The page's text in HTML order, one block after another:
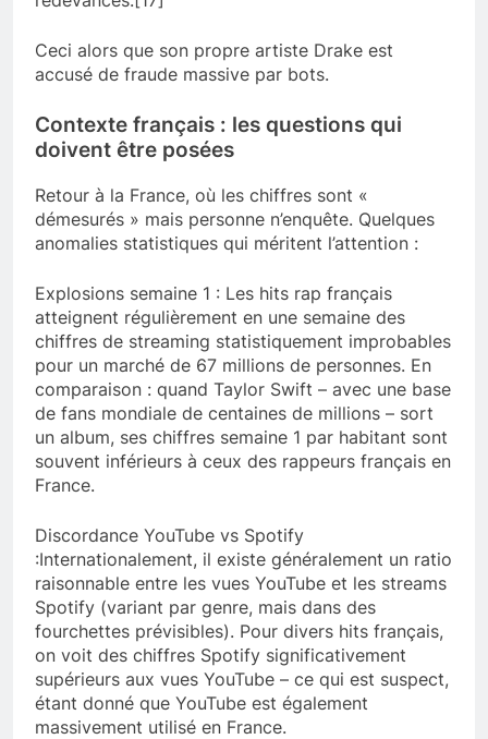
Ceci alors que son propre artiste Drake est
accusé de fraude massive par bots.
Contexte français : les questions qui
doivent être posées
Retour à la France, où les chiffres sont «
démesurés » mais personne n’enquête. Quelques
anomalies statistiques qui méritent l’attention :
Explosions semaine 1 : Les hits rap français
atteignent régulièrement en une semaine des
chiffres de streaming statistiquement improbables
pour un marché de 67 millions de personnes. En
comparaison : quand Taylor Swift – avec une base
de fans mondiale de centaines de millions – sort
un album, ses chiffres semaine 1 par habitant sont
souvent inférieurs à ceux des rappeurs français en
France.
Discordance YouTube vs Spotify
:Internationalement, il existe généralement un ratio
raisonnable entre les vues YouTube et les streams
Spotify (variant par genre, mais dans des
fourchettes prévisibles). Pour divers hits français,
on voit des chiffres Spotify significativement
supérieurs aux vues YouTube – ce qui est suspect,
étant donné que YouTube est également
massivement utilisé en France.